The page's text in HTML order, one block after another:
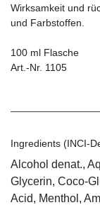
Wirksamkeit und
und Farbstoffen.
100 ml Flasche
Art.-Nr. 1105
Ingredients (INCI-
Alcohol denat.,
Glycerin, Coco-
Acid, Menthol,